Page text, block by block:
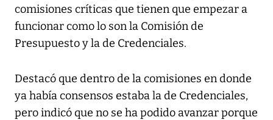
comisiones críticas que tienen que empezar a
funcionar como lo son la Comisión de
Presupuesto y la de Credenciales.
Destacó que dentro de la comisiones en donde
ya había consensos estaba la de Credenciales,
pero indicó que no se ha podido avanzar porque